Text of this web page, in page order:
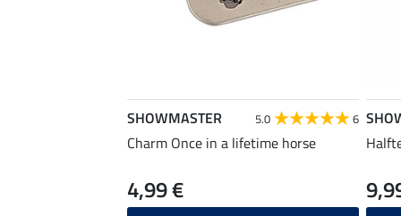
SHOWMASTER 5.0 6
Charm Once in a lifetime horse
4,99 €